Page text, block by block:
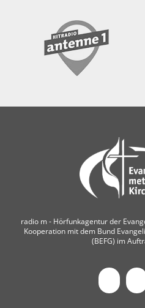
radio m ‐ Hörfunkagentur der
Kooperation mit dem Bund
(BEFG) im